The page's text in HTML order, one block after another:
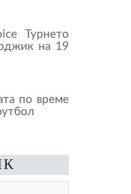
Турнето
на 19
по време